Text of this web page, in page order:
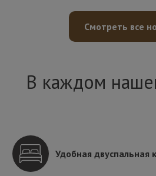
Смотреть все
В каждом
Удобная двуспальная